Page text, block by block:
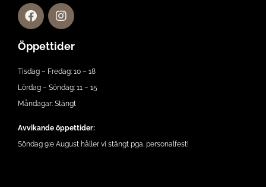
Öppettider
Tisdag – Fredag: 10 – 18
Lördag – Söndag: 11 – 15
Måndagar: Stängt
Avvikande öppettider:
Söndag 9:e August håller vi stängt pga. personalfest!